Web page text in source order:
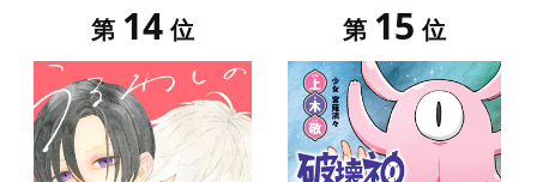
第 14 位 第 15 位